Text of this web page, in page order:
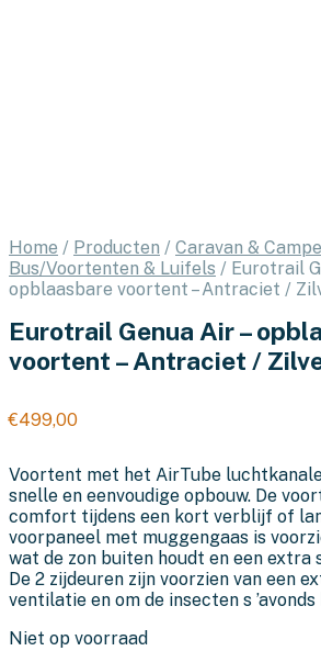
Home / Producten / Caravan &
Bus/Voortenten & Luifels / Eurotrail
opblaasbare voortent – Antraciet /
Eurotrail Genua Air –
voortent – Antraciet /
€499,00
Voortent met het AirTube
snelle en eenvoudige opbouw. De
comfort tijdens een kort verblijf of
voorpaneel met muggengaas is
wat de zon buiten houdt en een extra
De 2 zijdeuren zijn voorzien van een
ventilatie en om de insecten s
Niet op voorraad